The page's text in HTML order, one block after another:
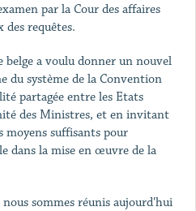
par la Cour des affaires
des requêtes.
belge a voulu donner un nouvel
du système de la Convention
partagée entre les Etats
des Ministres, et en invitant
moyens suffisants pour
dans la mise en œuvre de la
sommes réunis aujourd'hui